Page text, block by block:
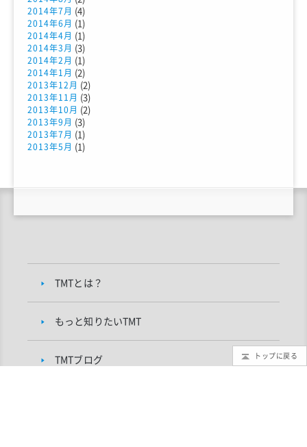
2014年7月 (4)
2014年6月 (1)
2014年4月 (1)
2014年3月 (3)
2014年2月 (1)
2014年1月 (2)
2013年12月 (2)
2013年11月 (3)
2013年10月 (2)
2013年9月 (3)
2013年7月 (1)
2013年5月 (1)
TMTとは？
もっと知りたいTMT
TMTブログ トップに戻る